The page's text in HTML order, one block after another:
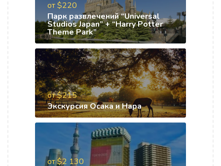
от $220
Парк развлечений “Universal
Studios Japan” + “Harry Potter
Theme Park”
от $215
Экскурсия Осака и Нара
от $2 130